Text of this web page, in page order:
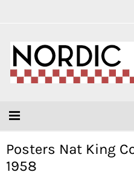
Posters Nat King
1958